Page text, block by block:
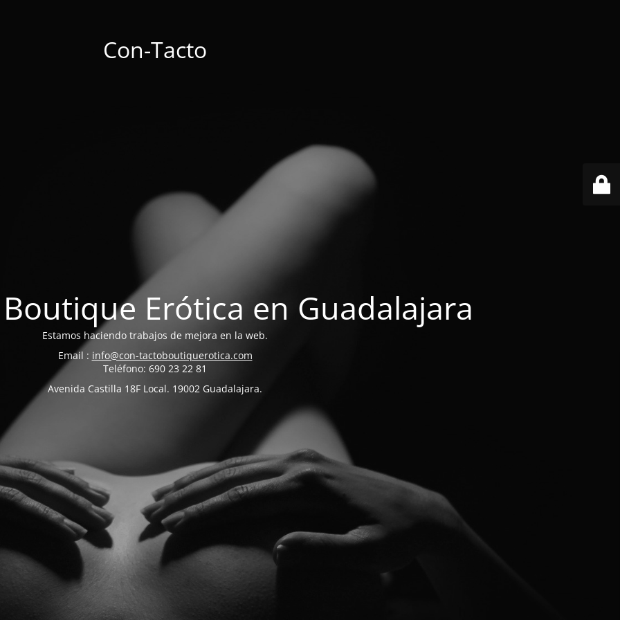
Con-Tacto
Erótica en Guadalajara
Estamos haciendo trabajos de mejora en la web.
Email : info@con-tactoboutiquerotica.com
Teléfono: 690 23 22 81
Avenida Castilla 18F Local. 19002 Guadalajara.